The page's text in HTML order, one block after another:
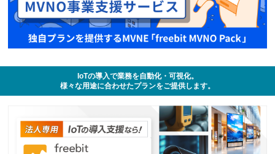
IoTの導入で業務を自動化・可視化。
様々な用途に合わせたプランをご提供します。